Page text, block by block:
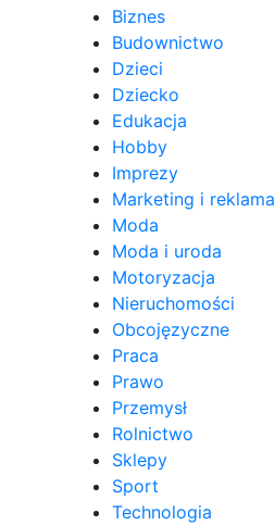
Biznes
Budownictwo
Dzieci
Dziecko
Edukacja
Hobby
Imprezy
Marketing i reklama
Moda
Moda i uroda
Motoryzacja
Nieruchomości
Obcojęzyczne
Praca
Prawo
Przemysł
Rolnictwo
Sklepy
Sport
Technologia